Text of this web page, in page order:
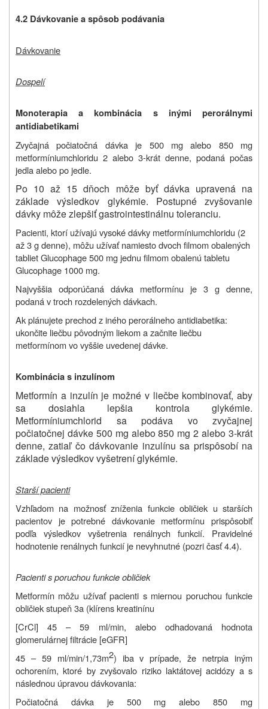
4.2 Dávkovanie a spôsob podávania
Dávkovanie
Dospelí
Monoterapia a kombinácia s inými perorálnymi
antidiabetikami
Zvyčajná počiatočná dávka je 500 mg alebo 850 mg
metformíniumchloridu 2 alebo 3-krát denne, podaná počas
jedla alebo po jedle.
Po 10 až 15 dňoch môže byť dávka upravená na
základe výsledkov glykémie. Postupné zvyšovanie
dávky môže zlepšiť gastrointestinálnu toleranciu.
Pacienti, ktorí užívajú vysoké dávky metformíniumchloridu (2
až 3 g denne), môžu užívať namiesto dvoch filmom obalených
tabliet Glucophage 500 mg jednu filmom obalenú tabletu
Glucophage 1000 mg.
Najvyššia odporúčaná dávka metformínu je 3 g denne,
podaná v troch rozdelených dávkach.
Ak plánujete prechod z iného perorálneho antidiabetika:
ukončite liečbu pôvodným liekom a začnite liečbu
metformínom vo vyššie uvedenej dávke.
Kombinácia s inzulínom
Metformín a inzulín je možné v liečbe kombinovať, aby
sa dosiahla lepšia kontrola glykémie.
Metformíniumchlorid sa podáva vo zvyčajnej
počiatočnej dávke 500 mg alebo 850 mg 2 alebo 3-krát
denne, zatiaľ čo dávkovanie inzulínu sa prispôsobí na
základe výsledkov vyšetrení glykémie.
Starší pacienti
Vzhľadom na možnosť zníženia funkcie obličiek u starších
pacientov je potrebné dávkovanie metformínu prispôsobiť
podľa výsledkov vyšetrenia renálnych funkcií. Pravidelné
hodnotenie renálnych funkcií je nevyhnutné (pozri časť 4.4).
Pacienti s poruchou funkcie obličiek
Metformín môžu užívať pacienti s miernou poruchou funkcie
obličiek stupeň 3a (klírens kreatinínu
[CrCl] 45 – 59 ml/min,
alebo odhadovaná hodnota
glomerulárnej filtrácie [eGFR]
45 – 59 ml/min/1,73m2) iba v prípade, že netrpia iným
ochorením, ktoré by zvyšovalo riziko laktátovej acidózy a s
následnou úpravou dávkovania:
Počiatočná dávka je 500 mg alebo 850 mg